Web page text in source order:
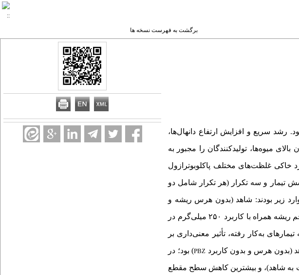
برگشت به فهرست نسخه ها
سریع و افزایش ارتفاع دانهال‌‌ها،
میوه‌ها، تولیدکنندگان را مجبور به
خاکی غلظت‌های مختلف پاکلوبوترازول
تیمار و سه تکرار (هر تکرار شامل دو
زیر بودند: شاهد (بدون هرس ریشه و
بدون کاربرد پاکلوبوترازول)، هرس ریشه (هرس متوازن ۲۵ درصد از حجم ریشه)، هرس متوازن ۲۵ درصد از حجم ریشه همراه با کاربرد ۲۵۰ میلی‌گرم در
میلی‌گرم در لیتر. نتایج نشان داد که تیمارهای به‌کار رفته، تأثیر معنی‌داری بر
(بدون هرس و بدون کاربرد PBZ) بود؛ در
(43 درصد کاهش نسبت به شاهد)، و بیشترین کاهش سطح مقطع